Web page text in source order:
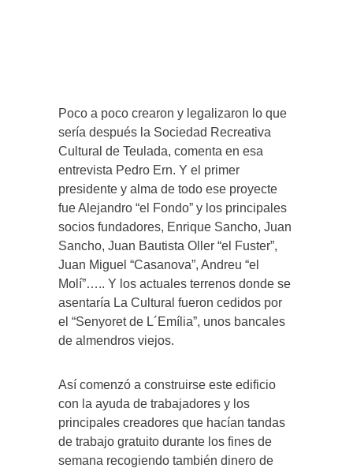
Poco a poco crearon y legalizaron lo que
sería después la Sociedad Recreativa
Cultural de Teulada, comenta en esa
entrevista Pedro Ern. Y el primer
presidente y alma de todo ese proyecte
fue Alejandro “el Fondo” y los principales
socios fundadores, Enrique Sancho, Juan
Sancho, Juan Bautista Oller “el Fuster”,
Juan Miguel “Casanova”, Andreu “el
Molí”….. Y los actuales terrenos donde se
asentaría La Cultural fueron cedidos por
el “Senyoret de L´Emília”, unos bancales
de almendros viejos.
Así comenzó a construirse este edificio
con la ayuda de trabajadores y los
principales creadores que hacían tandas
de trabajo gratuito durante los fines de
semana recogiendo también dinero de